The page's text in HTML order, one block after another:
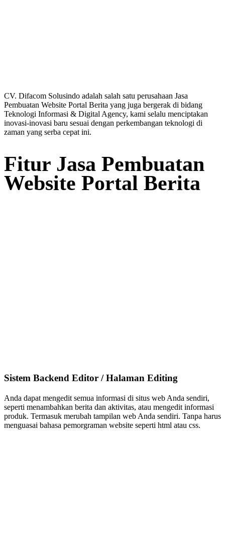
CV. Difacom Solusindo adalah salah satu perusahaan Jasa
Pembuatan Website Portal Berita yang juga bergerak di bidang
Teknologi Informasi & Digital Agency, kami selalu menciptakan
inovasi-inovasi baru sesuai dengan perkembangan teknologi di
zaman yang serba cepat ini.
Fitur Jasa Pembuatan
Website Portal Berita
Sistem Backend Editor / Halaman Editing
Anda dapat mengedit semua informasi di situs web Anda sendiri,
seperti menambahkan berita dan aktivitas, atau mengedit informasi
produk. Termasuk merubah tampilan web Anda sendiri. Tanpa harus
menguasai bahasa pemorgraman website seperti html atau css.